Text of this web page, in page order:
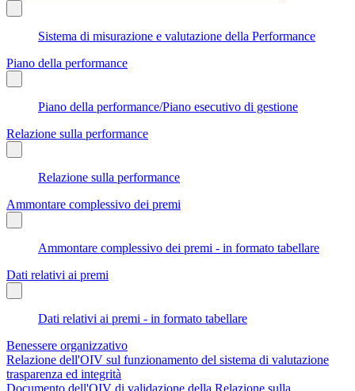
Sistema di misurazione e valutazione della Performance
Piano della performance
Piano della performance/Piano esecutivo di gestione
Relazione sulla performance
Relazione sulla performance
Ammontare complessivo dei premi
Ammontare complessivo dei premi - in formato tabellare
Dati relativi ai premi
Dati relativi ai premi - in formato tabellare
Benessere organizzativo
Relazione dell'OIV sul funzionamento del sistema di valutazione
trasparenza ed integrità
Documento dell'OIV di validazione della Relazione sulla